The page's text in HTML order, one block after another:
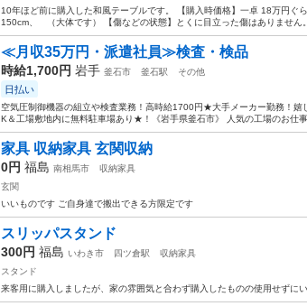
10年ほど前に購入した和風テーブルです。 【購入時価格】一卓 18万円ぐ
150cm、 （大体です） 【傷などの状態】とくに目立った傷はありません
≪月収35万円・派遣社員≫検査・検品
時給1,700円 岩手 釜石市 釜石駅 その他
日払い
空気圧制御機器の組立や検査業務！高時給1700円★大手メーカー勤務！
K＆工場敷地内に無料駐車場あり★！《岩手県釜石市》 人気の工場のお仕
家具 収納家具 玄関収納
0円 福島 南相馬市
収納家具
玄関
いいものです ご自身達で搬出できる方限定です
スリッパスタンド
300円 福島 いわき市 四ツ倉駅
収納家具
スタンド
来客用に購入しましたが、家の雰囲気と合わず購入したものの使用せずに